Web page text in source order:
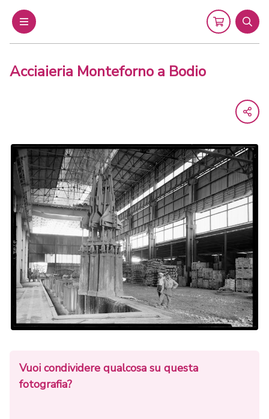
Menu Cart
Acciaieria Monteforno a Bodio
Vuoi condividere qualcosa su questa
fotografia?